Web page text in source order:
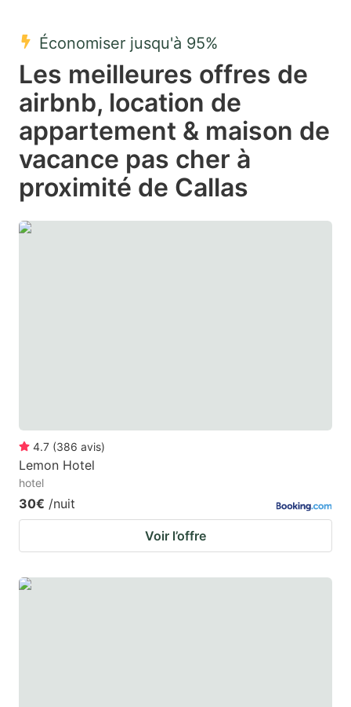
select
date.
Press
question
mark
key
select
a
date.
Press
question
mark
key
Économiser jusqu'à 95%
Les meilleures offres de
airbnb, location de
appartement & maison de
vacance pas cher à
proximité de Callas
4.7 (386 avis)
Lemon Hotel
hotel
30€ /nuit
Voir l’offre